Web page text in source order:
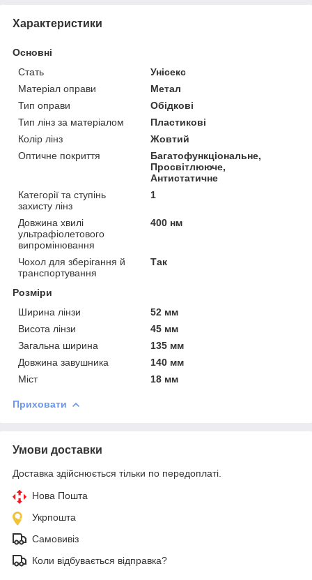
Характеристики
Основні
Стать
Унісекс
Матеріал оправи
Метал
Тип оправи
Обідкові
Тип лінз за матеріалом
Пластикові
Колір лінз
Жовтий
Оптичне покриття
Багатофункціональне,
Просвітлююче,
Антистатичне
Категорії та ступінь
захисту лінз
1
Довжина хвилі
ультрафіолетового
випромінювання
400 нм
Чохол для зберігання й
транспортування
Так
Розміри
Ширина лінзи
52 мм
Висота лінзи
45 мм
Загальна ширина
135 мм
Довжина завушника
140 мм
Міст
18 мм
Приховати
Умови доставки
Доставка здійснюється тільки по передоплаті.
Нова Пошта
Укрпошта
Самовивіз
Коли відбувається відправка?